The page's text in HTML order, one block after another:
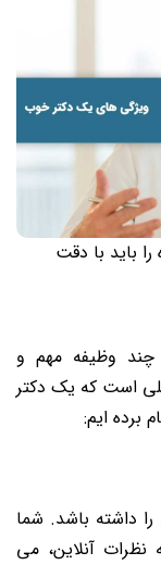
باید با دقت
وظیفه مهم و
است که یک دکتر
برده ایم:
را داشته باشد. شما
نظرات آنلاین، می